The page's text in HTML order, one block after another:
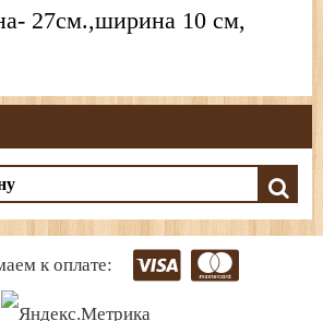
27см.,ширина 10 см,
к оплате: